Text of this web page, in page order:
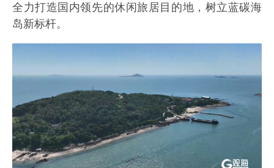
全力打造国内领先的休闲旅居目的地，树立蓝碳海
岛新标杆。